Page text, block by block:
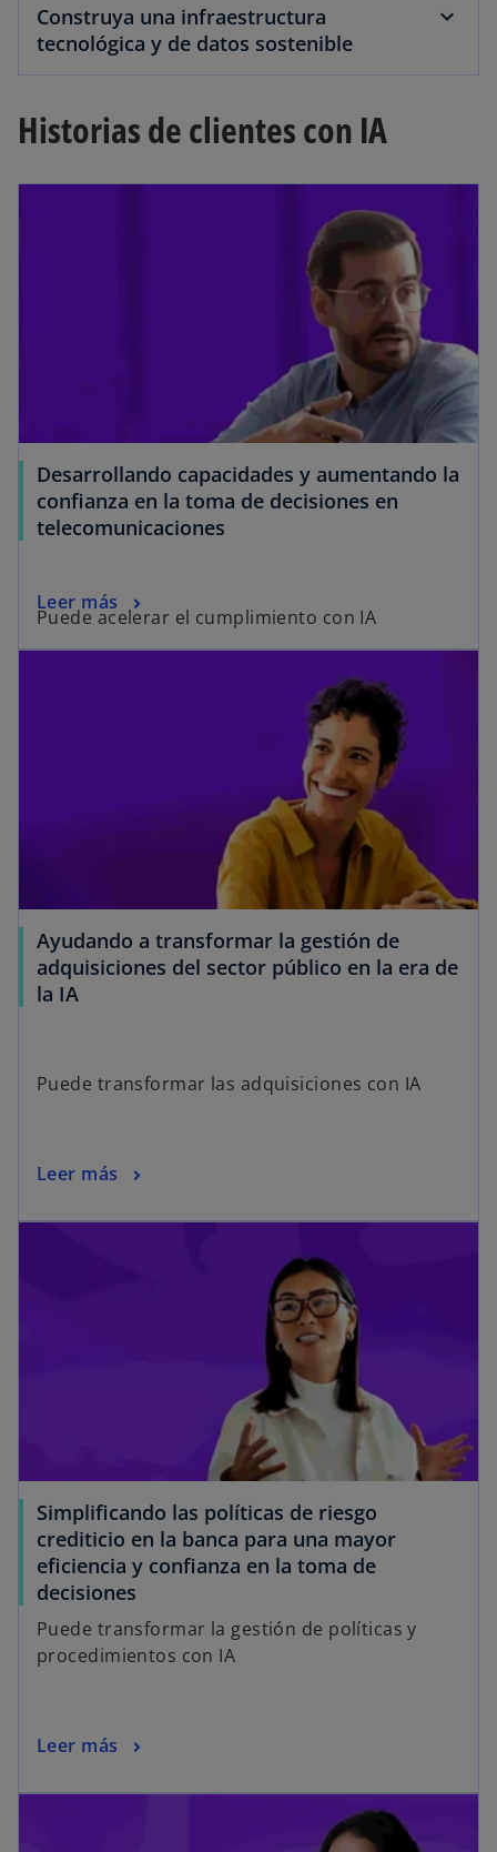
Construya una infraestructura
tecnológica y de datos sostenible
Historias de clientes con IA
Desarrollando capacidades y aumentando la
confianza en la toma de decisiones en
telecomunicaciones
Puede acelerar el cumplimiento con IA
Leer más
Ayudando a transformar la gestión de
adquisiciones del sector público en la era de
la IA
Puede transformar las adquisiciones con IA
Leer más
Simplificando las políticas de riesgo
crediticio en la banca para una mayor
eficiencia y confianza en la toma de
decisiones
Puede transformar la gestión de políticas y
procedimientos con IA
Leer más